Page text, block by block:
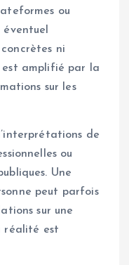
ou
concrètes ni
est amplifié par la
sur les
de
ou
Une
peut parfois
sur une
réalité est